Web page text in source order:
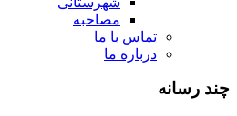
مصاحبه
تماس با ما
درباره ما
چند رسانه